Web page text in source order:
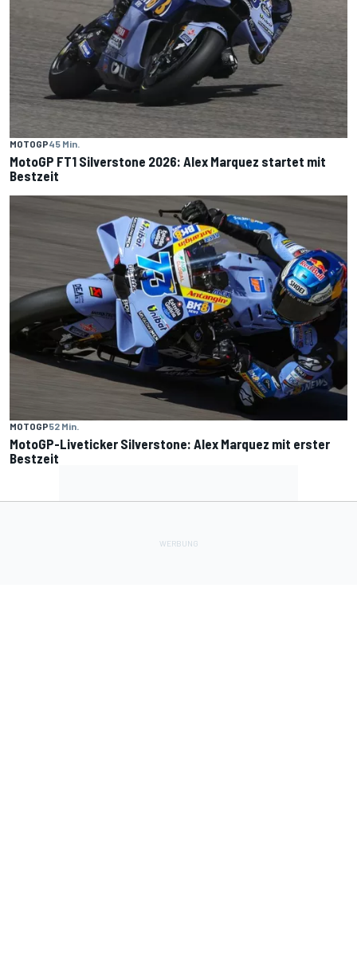
MOTOGP45 Min.
MotoGP FT1 Silverstone 2026: Alex Marquez startet mit
Bestzeit
MOTOGP52 Min.
MotoGP-Liveticker Silverstone: Alex Marquez mit erster
Bestzeit